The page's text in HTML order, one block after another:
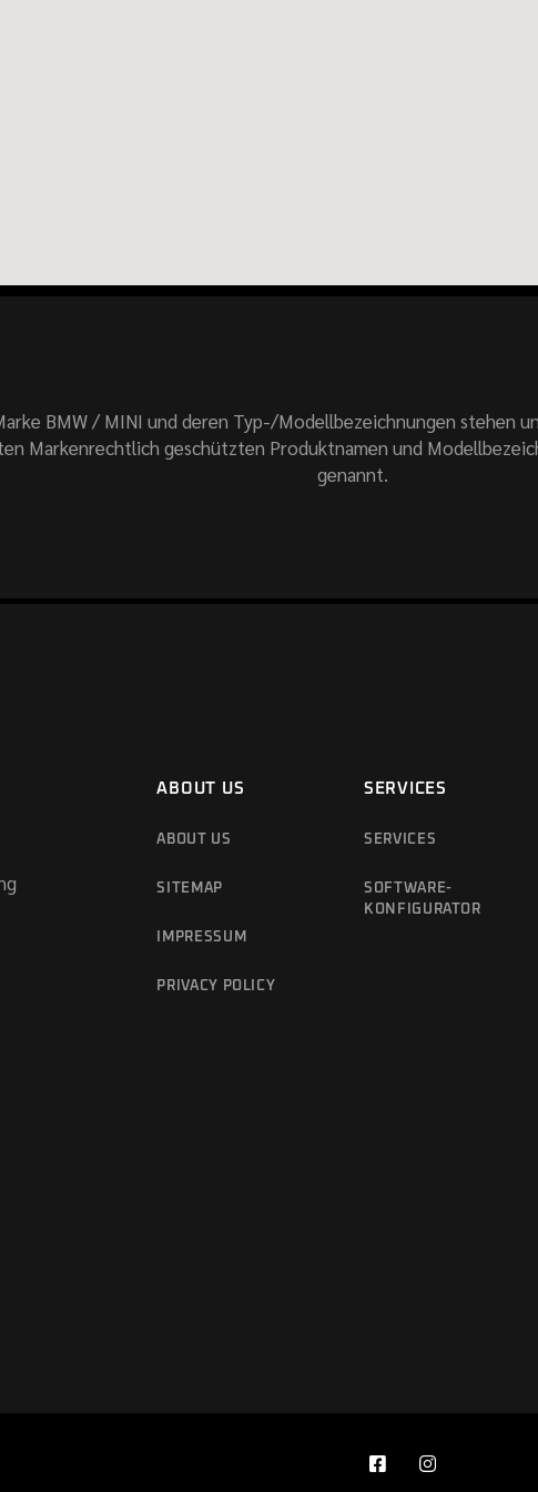
BMW / MINI und deren Typ-/Modellbezeichnungen stehen
Markenrechtlich geschützten Produktnamen und
genannt.
ABOUT US
ABOUT US
SITEMAP
IMPRESSUM
PRIVACY POLICY
SERVICES
SERVICES
SOFTWARE-
KONFIGURATOR